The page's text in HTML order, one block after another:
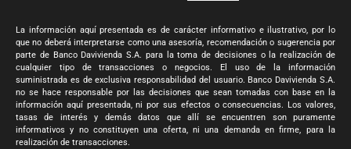
La información aquí presentada es de carácter informativo e ilustrativo, por lo
que no deberá interpretarse como una asesoría, recomendación o sugerencia por
parte de Banco Davivienda S.A. para la toma de decisiones o la realización de
cualquier tipo de transacciones o negocios. El uso de la información
suministrada es de exclusiva responsabilidad del usuario. Banco Davivienda S.A.
no se hace responsable por las decisiones que sean tomadas con base en la
información aquí presentada, ni por sus efectos o consecuencias. Los valores,
tasas de interés y demás datos que allí se encuentren son puramente
informativos y no constituyen una oferta, ni una demanda en firme, para la
realización de transacciones.